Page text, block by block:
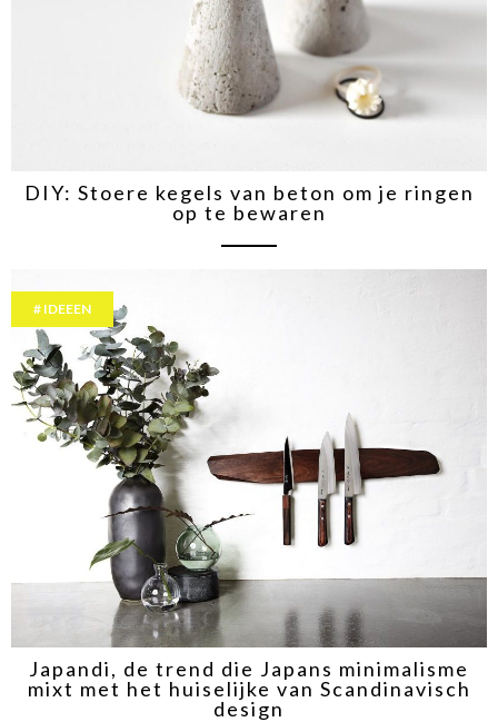
DIY: Stoere kegels van beton om je ringen
op te bewaren
IDEEEN
Japandi, de trend die Japans minimalisme
mixt met het huiselijke van Scandinavisch
design